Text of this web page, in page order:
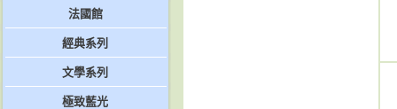
法國館
經典系列
文學系列
極致藍光